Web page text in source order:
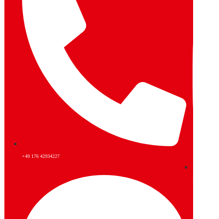
+49 176 42934227
Instagram